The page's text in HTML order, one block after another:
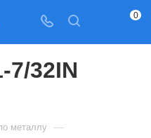
0
7/32IN
металлу —